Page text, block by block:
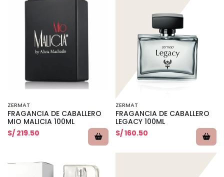
ZERMAT
FRAGANCIA DE CABALLERO
MIO MALICIA 100ML
S/ 219.50
ZERMAT
FRAGANCIA DE CABALLERO
LEGACY 100ML
S/ 160.50